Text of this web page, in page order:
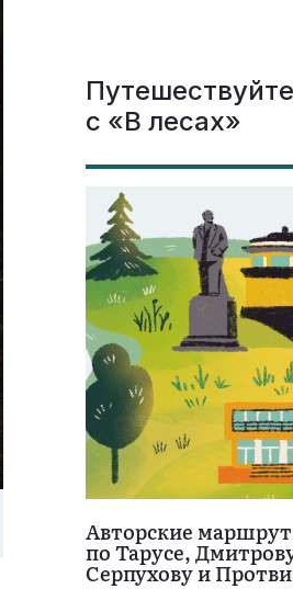
с «В лесах»
Авторские
по Тарусе,
Серпухову и